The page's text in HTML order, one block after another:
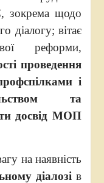
зокрема щодо
діалогу; вітає
реформи,
проведення
і
та
досвід МОП
на наявність
діалозі в